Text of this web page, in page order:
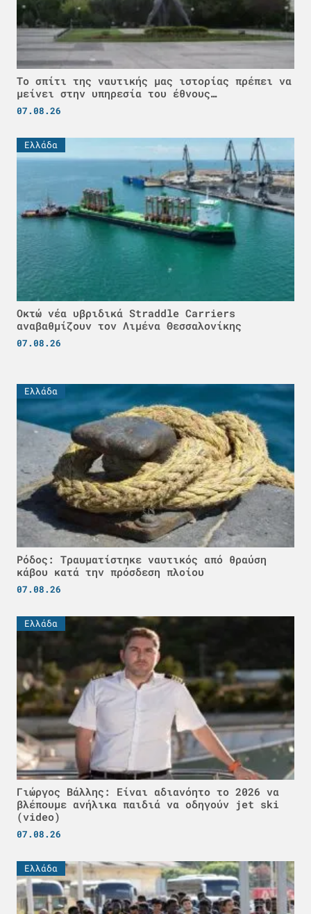
Το σπίτι της ναυτικής μας ιστορίας πρέπει να
μείνει στην υπηρεσία του έθνους…
07.08.26
Ελλάδα
Οκτώ νέα υβριδικά Straddle Carriers
αναβαθμίζουν τον Λιμένα Θεσσαλονίκης
07.08.26
Ελλάδα
Ρόδος: Τραυματίστηκε ναυτικός από θραύση
κάβου κατά την πρόσδεση πλοίου
07.08.26
Ελλάδα
Γιώργος Βάλλης: Είναι αδιανόητο το 2026 να
βλέπουμε ανήλικα παιδιά να οδηγούν jet ski
(video)
07.08.26
Ελλάδα